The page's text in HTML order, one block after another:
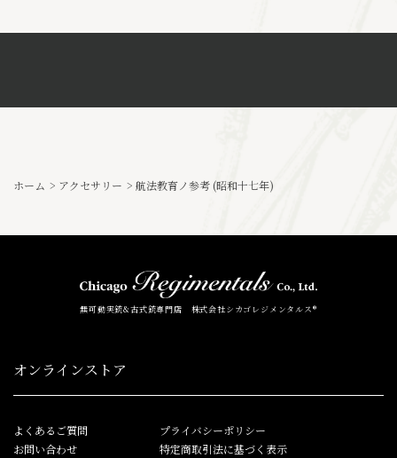
ホーム > アクセサリー > 航法教育ノ参考 (昭和十七年)
無可動実銃&古式銃専門店 株式会社シカゴレジメンタルス®
オンラインストア
よくあるご質問
お問い合わせ
プライバシーポリシー
特定商取引法に基づく表示